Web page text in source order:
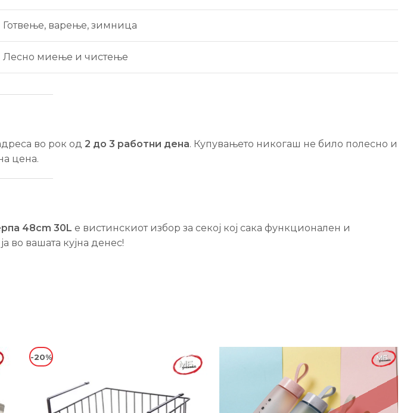
Готвење, варење, зимница
Лесно миење и чистење
во рок од 2 до 3 работни дена. Купувањето никогаш не било полесно и
цена.
48cm 30L е вистинскиот избор за секој кој сака функционален и
во вашата кујна денес!
-20%